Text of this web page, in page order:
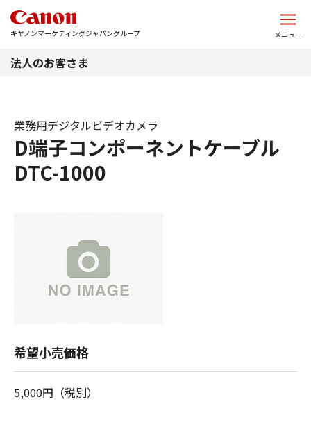
キヤノンマーケティングジャパングループ メニュー
法人のお客さま
D端子コンポーネントケーブル
DTC-1000
業務用デジタルビデオカメラ
希望小売価格
5,000円（税別）